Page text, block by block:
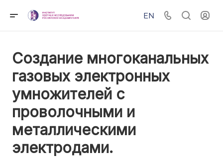
EN
Создание многоканальных
газовых электронных
умножителей с
проволочными и
металлическими
электродами.